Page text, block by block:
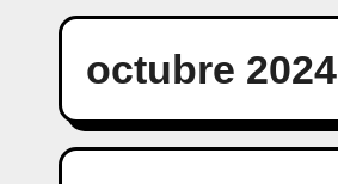
octubre 2024